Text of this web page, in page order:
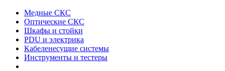
Медные СКС
Оптические СКС
Шкафы и стойки
PDU и электрика
Кабеленесущие системы
Инструменты и тестеры